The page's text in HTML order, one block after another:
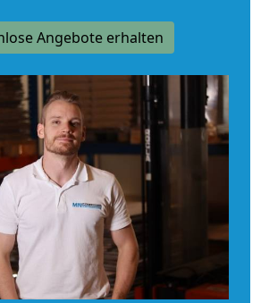
Angebote erhalten